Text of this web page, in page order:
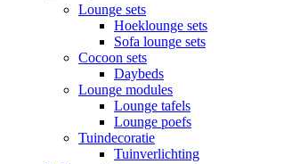
Lounge sets
Hoeklounge sets
Sofa lounge sets
Cocoon sets
Daybeds
Lounge modules
Lounge tafels
Lounge poefs
Tuindecoratie
Tuinverlichting